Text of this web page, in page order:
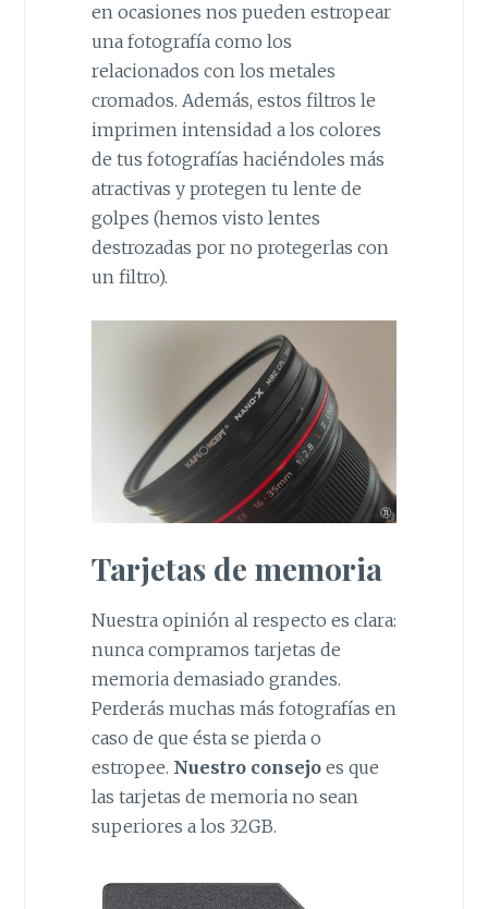
en ocasiones nos pueden estropear
una fotografía como los
relacionados con los metales
cromados. Además, estos filtros le
imprimen intensidad a los colores
de tus fotografías haciéndoles más
atractivas y protegen tu lente de
golpes (hemos visto lentes
destrozadas por no protegerlas con
un filtro).
Tarjetas de memoria
Nuestra opinión al respecto es clara:
nunca compramos tarjetas de
memoria demasiado grandes.
Perderás muchas más fotografías en
caso de que ésta se pierda o
estropee. Nuestro consejoes que
las tarjetas de memoria no sean
superiores a los 32GB.